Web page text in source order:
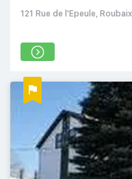
121 Rue de l'Epeule,